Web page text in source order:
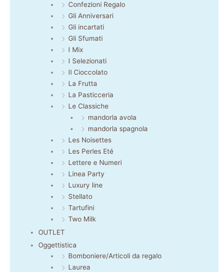
Confezioni Regalo
Gli Anniversari
Gli incartati
Gli Sfumati
I Mix
I Selezionati
Il Cioccolato
La Frutta
La Pasticceria
Le Classiche
mandorla avola
mandorla spagnola
Les Noisettes
Les Perles Eté
Lettere e Numeri
Linea Party
Luxury line
Stellato
Tartufini
Two Milk
OUTLET
Oggettistica
Bomboniere/Articoli da regalo
Laurea